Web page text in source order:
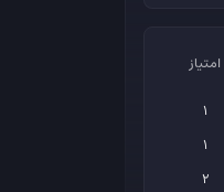
امتیاز
1
1
2